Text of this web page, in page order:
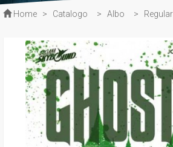
Home > Catalogo > Albo > Regular